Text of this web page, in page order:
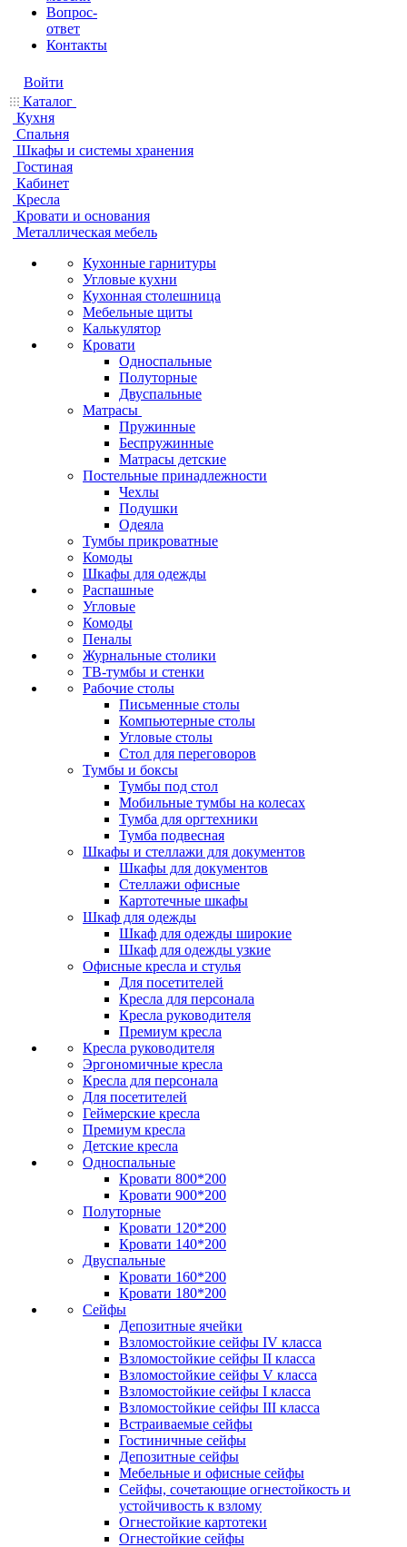
Вопрос-
ответ
Контакты
Войти
Каталог
Кухня
Спальня
Шкафы и системы хранения
Гостиная
Кабинет
Кресла
Кровати и основания
Металлическая мебель
Кухонные гарнитуры
Угловые кухни
Кухонная столешница
Мебельные щиты
Калькулятор
Кровати
Односпальные
Полуторные
Двуспальные
Матрасы
Пружинные
Беспружинные
Матрасы детские
Постельные принадлежности
Чехлы
Подушки
Одеяла
Тумбы прикроватные
Комоды
Шкафы для одежды
Распашные
Угловые
Комоды
Пеналы
Журнальные столики
ТВ‑тумбы и стенки
Рабочие столы
Письменные столы
Компьютерные столы
Угловые столы
Стол для переговоров
Тумбы и боксы
Тумбы под стол
Мобильные тумбы на колесах
Тумба для оргтехники
Тумба подвесная
Шкафы и стеллажи для документов
Шкафы для документов
Стеллажи офисные
Картотечные шкафы
Шкаф для одежды
Шкаф для одежды широкие
Шкаф для одежды узкие
Офисные кресла и стулья
Для посетителей
Кресла для персонала
Кресла руководителя
Премиум кресла
Кресла руководителя
Эргономичные кресла
Кресла для персонала
Для посетителей
Геймерские кресла
Премиум кресла
Детские кресла
Односпальные
Кровати 800*200
Кровати 900*200
Полуторные
Кровати 120*200
Кровати 140*200
Двуспальные
Кровати 160*200
Кровати 180*200
Сейфы
Депозитные ячейки
Взломостойкие сейфы IV класса
Взломостойкие сейфы II класса
Взломостойкие сейфы V класса
Взломостойкие сейфы I класса
Взломостойкие сейфы III класса
Встраиваемые сейфы
Гостиничные сейфы
Депозитные сейфы
Мебельные и офисные сейфы
Сейфы, сочетающие огнестойкость и
устойчивость к взлому
Огнестойкие картотеки
Огнестойкие сейфы